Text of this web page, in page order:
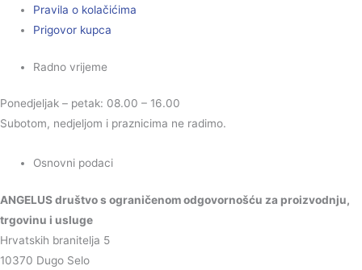
Pravila o kolačićima
Prigovor kupca
Radno vrijeme
Ponedjeljak – petak: 08.00 – 16.00
Subotom, nedjeljom i praznicima ne radimo.
Osnovni podaci
ANGELUS društvo s ograničenom odgovornošću za proizvodnju,
trgovinu i usluge
Hrvatskih branitelja 5
10370 Dugo Selo